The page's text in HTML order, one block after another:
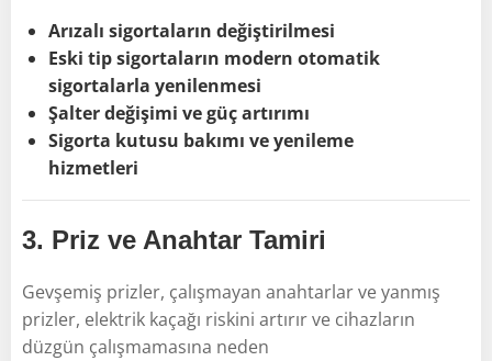
Arızalı sigortaların değiştirilmesi
Eski tip sigortaların modern otomatik
sigortalarla yenilenmesi
Şalter değişimi ve güç artırımı
Sigorta kutusu bakımı ve yenileme
hizmetleri
3. Priz ve Anahtar Tamiri
Gevşemiş prizler, çalışmayan anahtarlar ve yanmış
prizler, elektrik kaçağı riskini artırır ve cihazların
düzgün çalışmamasına neden